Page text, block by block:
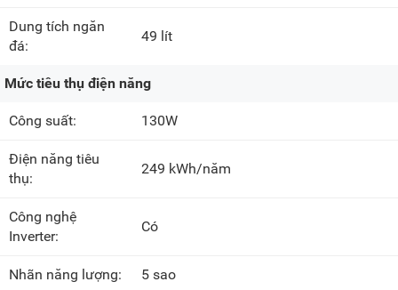
Dung tích ngăn
đá:
49 lít
Mức tiêu thụ điện năng
Công suất: 130W
Điện năng tiêu
thụ:
249 kWh/năm
Công nghệ
Inverter:
Có
Nhãn năng lượng: 5 sao